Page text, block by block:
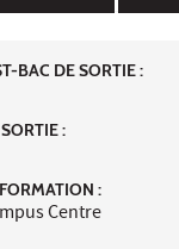
BAC DE SORTIE :
:
:
Centre